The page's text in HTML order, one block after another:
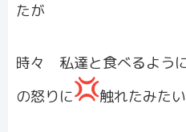
たが
時々 私達と食べるよ
の怒りに
触れたみた